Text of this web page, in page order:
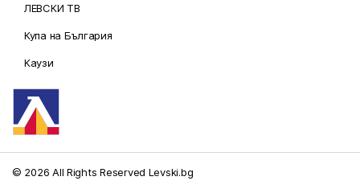
ЛЕВСКИ ТВ
Купа на България
Каузи
© 2026 All Rights Reserved Levski.bg